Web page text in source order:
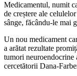
Medicamentul, numit
de creștere ale
sânge, făcându-le mai
Un nou medicament
a arătat rezultate
tumori neuroendocrine
cercetătorii Dana-